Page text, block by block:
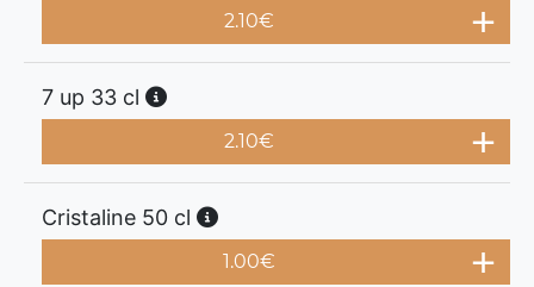
2.10€
7 up 33 cl
2.10€
Cristaline 50 cl
1.00€